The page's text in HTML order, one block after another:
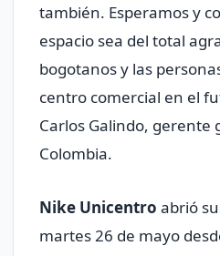
también. Esperamos y
espacio sea del total
bogotanos y las
centro comercial en el
Carlos Galindo, gerente
Colombia.
Nike Unicentro abrió
martes 26 de mayo